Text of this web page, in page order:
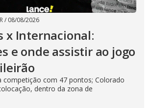
/ 08/08/2026
x Internacional:
e onde assistir ao jogo
competição com 47 pontos; Colorado
dentro da zona de